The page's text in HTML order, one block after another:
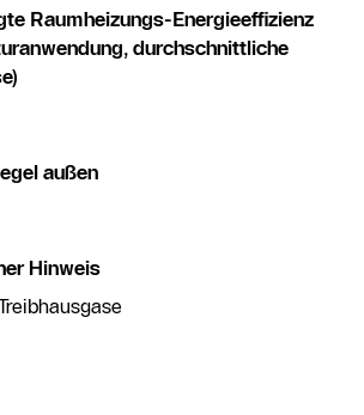
Raumheizungs-Energieeffizienz
durchschnittliche
außen
Hinweis